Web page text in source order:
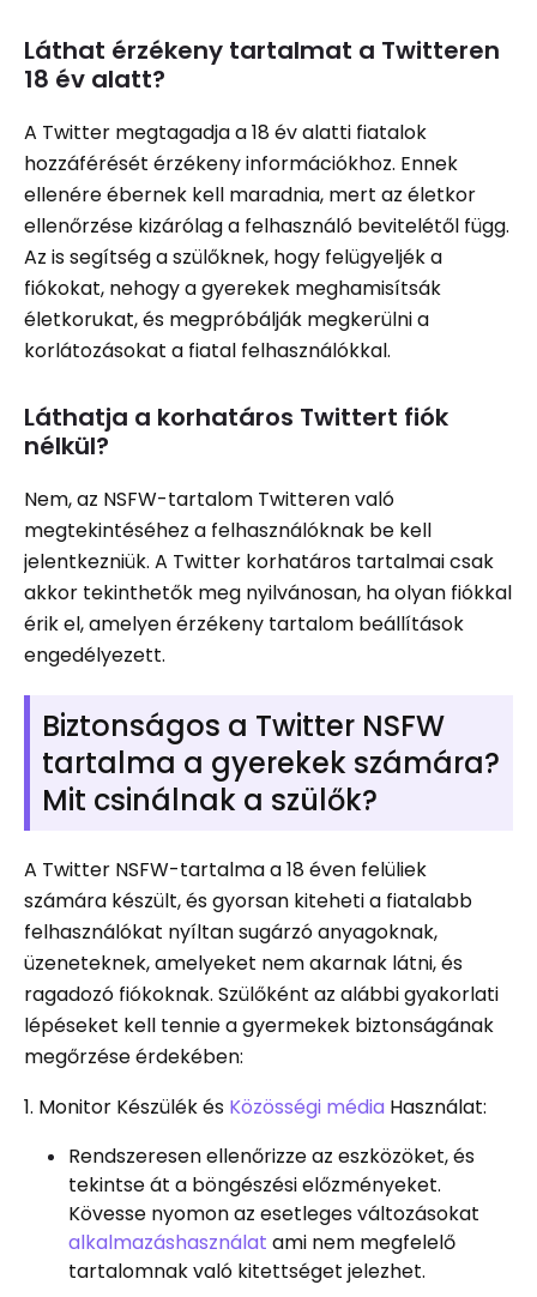
Láthat érzékeny tartalmat a Twitteren
18 év alatt?
A Twitter megtagadja a 18 év alatti fiatalok
hozzáférését érzékeny információkhoz. Ennek
ellenére ébernek kell maradnia, mert az életkor
ellenőrzése kizárólag a felhasználó bevitelétől függ.
Az is segítség a szülőknek, hogy felügyeljék a
fiókokat, nehogy a gyerekek meghamisítsák
életkorukat, és megpróbálják megkerülni a
korlátozásokat a fiatal felhasználókkal.
Láthatja a korhatáros Twittert fiók
nélkül?
Nem, az NSFW-tartalom Twitteren való
megtekintéséhez a felhasználóknak be kell
jelentkezniük. A Twitter korhatáros tartalmai csak
akkor tekinthetők meg nyilvánosan, ha olyan fiókkal
érik el, amelyen érzékeny tartalom beállítások
engedélyezett.
Biztonságos a Twitter NSFW
tartalma a gyerekek számára?
Mit csinálnak a szülők?
A Twitter NSFW-tartalma a 18 éven felüliek
számára készült, és gyorsan kiteheti a fiatalabb
felhasználókat nyíltan sugárzó anyagoknak,
üzeneteknek, amelyeket nem akarnak látni, és
ragadozó fiókoknak. Szülőként az alábbi gyakorlati
lépéseket kell tennie a gyermekek biztonságának
megőrzése érdekében:
1. Monitor Készülék és Közösségi média Használat:
Rendszeresen ellenőrizze az eszközöket, és
tekintse át a böngészési előzményeket.
Kövesse nyomon az esetleges változásokat
alkalmazáshasználat ami nem megfelelő
tartalomnak való kitettséget jelezhet.